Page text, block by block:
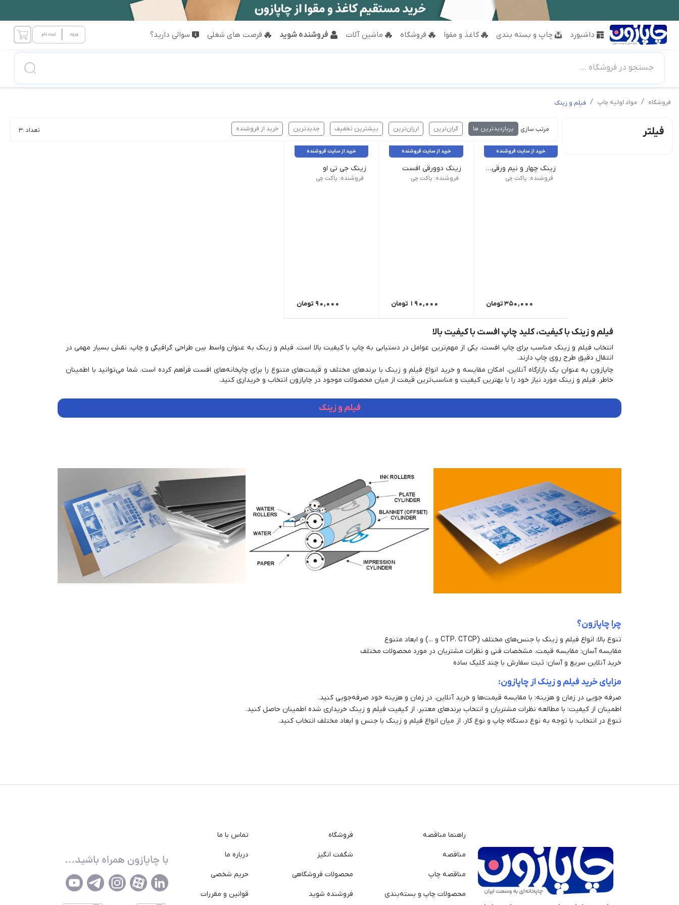
داشبورد چاپ و بسته بندی کاغذ و مقوا فروشگاه ماشین آلات فروشنده شوید فرصت های شغلی سوالی دارید؟
جستجو در فروشگاه ...
فروشگاه مواد اولیه چاپ فیلم و زینک
فیلتر مرتب سازی : پربازدیدترین ها گران‌ترین ارزان‌ترین بیشترین تخفیف جدیدترین خرید از فروشنده تعداد :3
خرید از سایت فروشنده
زینک چهار و نیم ورقی افست
زینک چهار و نیم ورقی افست، صفحه‌ای فلزی برای انتقال تصاویر در چاپ افست با دقت بالا است.
فروشنده: پاکت چی
350,000تومان
خرید از سایت فروشنده
زینک دوورقی افست
زینک دوورقی افست، صفحه‌ای مناسب برای چاپ افست در ابعاد متوسط با دقت و کیفیت بالا است.
فروشنده: پاکت چی
190,000 تومان
خرید از سایت فروشنده
زینک جی تی او
زینک GTO، صفحه‌ای تخصصی برای چاپ‌های افست کوچک با دقت و جزئیات بالا است.
فروشنده: پاکت چی
90,000 تومان
فیلم و زینک با کیفیت، کلید چاپ افست با کیفیت بالا
انتخاب فیلم و زینک مناسب برای چاپ افست، یکی از مهم‌ترین عوامل در دستیابی به چاپ با کیفیت بالا است. فیلم و زینک به عنوان واسط بین طراحی گرافیکی و چاپ، نقش بسیار مهمی در
انتقال دقیق طرح روی چاپ دارند.
چاپازون به عنوان یک بازارگاه آنلاین، امکان مقایسه و خرید انواع فیلم و زینک با برندهای مختلف و قیمت‌های متنوع را برای چاپخانه‌های افست فراهم کرده است. شما می‌توانید با اطمینان
خاطر، فیلم و زینک مورد نیاز خود را با بهترین کیفیت و مناسب‌ترین قیمت از میان محصولات موجود در چاپازون انتخاب و خریداری کنید.
فیلم و زینک
چرا چاپازون؟
تنوع بالا: انواع فیلم و زینک با جنس‌های مختلف (CTP، CTCP و ...) و ابعاد متنوع
مقایسه آسان: مقایسه قیمت، مشخصات فنی و نظرات مشتریان در مورد محصولات مختلف
خرید آنلاین سریع و آسان: ثبت سفارش با چند کلیک ساده
مزایای خرید فیلم و زینک از چاپازون:
صرفه جویی در زمان و هزینه: با مقایسه قیمت‌ها و خرید آنلاین، در زمان و هزینه خود صرفه‌جویی کنید.
اطمینان از کیفیت: با مطالعه نظرات مشتریان و انتخاب برندهای معتبر، از کیفیت فیلم و زینک خریداری شده اطمینان حاصل کنید.
تنوع در انتخاب: با توجه به نوع دستگاه چاپ و نوع کار، از میان انواع فیلم و زینک با جنس و ابعاد مختلف انتخاب کنید.
راهنما مناقصه
مناقصه
مناقصه چاپ
محصولات چاپ و بسته‌بندی
فروشگاه
شگفت انگیز
محصولات فروشگاهی
فروشنده شوید
تماس با ما
درباره ما
حریم شخصی
قوانین و مقررات